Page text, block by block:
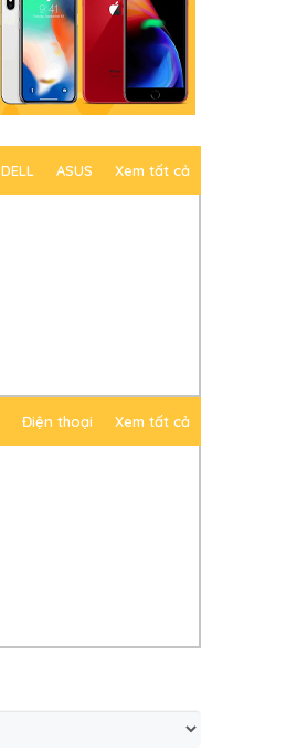
DELL ASUS Xem tất cả
Điện thoại Xem tất cả